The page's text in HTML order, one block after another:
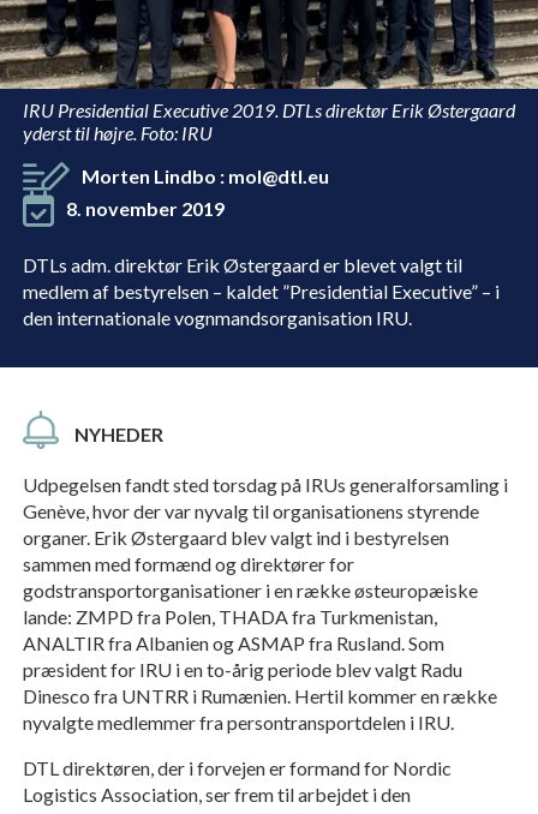
NYHEDER
DTLs adm. direktør Erik Østergaard er blevet valgt til
medlem af bestyrelsen – kaldet ”Presidential Executive” – i
den internationale vognmandsorganisation IRU.
IRU Presidential Executive 2019. DTLs direktør Erik Østergaard
yderst til højre. Foto: IRU
Morten Lindbo : mol@dtl.eu
8. november 2019
Udpegelsen fandt sted torsdag på IRUs generalforsamling i
Genève, hvor der var nyvalg til organisationens styrende
organer. Erik Østergaard blev valgt ind i bestyrelsen
sammen med formænd og direktører for
godstransportorganisationer i en række østeuropæiske
lande: ZMPD fra Polen, THADA fra Turkmenistan,
ANALTIR fra Albanien og ASMAP fra Rusland. Som
præsident for IRU i en to-årig periode blev valgt Radu
Dinesco fra UNTRR i Rumænien. Hertil kommer en række
nyvalgte medlemmer fra persontransportdelen i IRU.
DTL direktøren, der i forvejen er formand for Nordic
Logistics Association, ser frem til arbejdet i den